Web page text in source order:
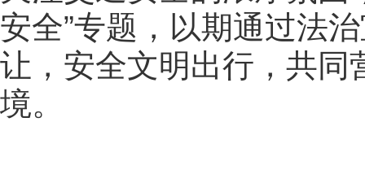
安全”专题，以期通过法
让，安全文明出行，共同
境。